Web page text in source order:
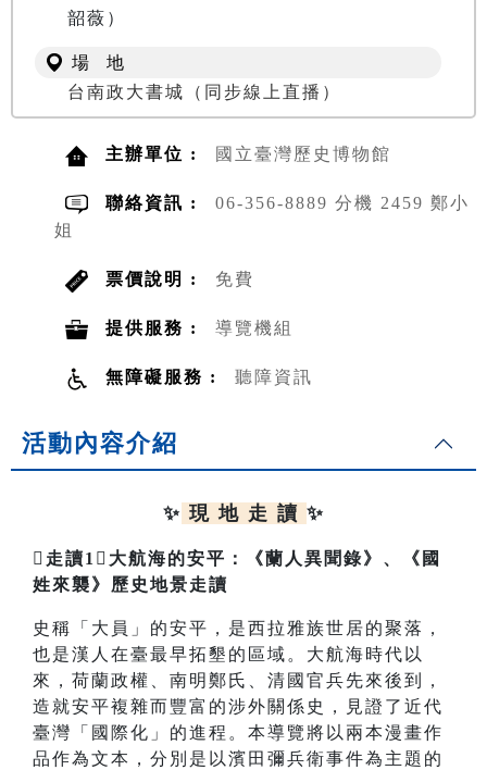
韶薇）
場 地
台南政大書城（同步線上直播）
主辦單位 : 國立臺灣歷史博物館
聯絡資訊 :
06-356-8889 分機 2459 鄭小
姐
票價說明 : 免費
提供服務 : 導覽機組
無障礙服務 : 聽障資訊
活動內容介紹
✨ 現 地 走 讀 ✨
走讀1大航海的安平：《蘭人異聞錄》、《國
姓來襲》歷史地景走讀
史稱「大員」的安平，是西拉雅族世居的聚落，
也是漢人在臺最早拓墾的區域。大航海時代以
來，荷蘭政權、南明鄭氏、清國官兵先來後到，
造就安平複雜而豐富的涉外關係史，見證了近代
臺灣「國際化」的進程。本導覽將以兩本漫畫作
品作為文本，分別是以濱田彌兵衛事件為主題的